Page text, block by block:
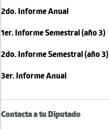
2do. Informe Anual
1er. Informe Semestral (año 3)
2do. Informe Semestral (año 3)
3er. Informe Anual
Contacta a tu Diputado